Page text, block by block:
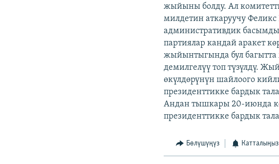
жыйыны болду. Ал
милдетин аткаруучу
административдик
партиялар кандай аракет
жыйынтыгында бул
демилгелүү топ түзүлдү.
өкүлдөрүнүн шайлоого
президенттикке бардык
Андан тышкары 20-июнда
президенттикке бардык
Бөлүшүңүз Катталыңыз